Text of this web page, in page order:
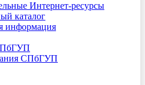
Интернет-ресурсы
каталог
информация
СПбГУП